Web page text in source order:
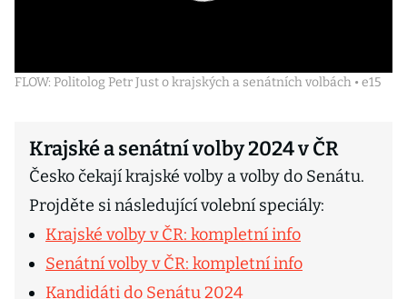
FLOW: Politolog Petr Just o krajských a senátních volbách • e15
Krajské a senátní volby 2024 v ČR
Česko čekají krajské volby a volby do Senátu.
Projděte si následující volební speciály:
Krajské volby v ČR: kompletní info
Senátní volby v ČR: kompletní info
Kandidáti do Senátu 2024